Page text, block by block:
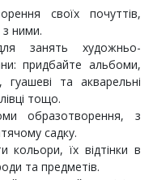
своїх почуттів,
з ними.
занять художньо-
придбайте альбоми,
гуашеві та акварельні
тощо.
образотворення, з
садку.
кольори, їх відтінки в
та предметів.